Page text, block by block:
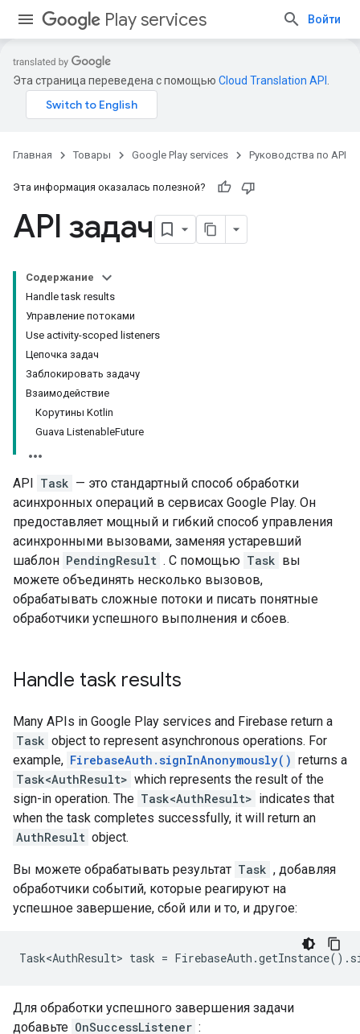
Play services Войти
Эта страница переведена с помощью Cloud Translation API
Главная Товары Google Play services Руководства по API
Эта информация оказалась полезной?
API задач
Содержание
Handle task results
Управление потоками
Use activity-scoped listeners
Цепочка задач
Заблокировать задачу
Взаимодействие
Корутины Kotlin
Guava ListenableFuture
API Task — это стандартный способ обработки
асинхронных операций в сервисах Google Play. Он
предоставляет мощный и гибкий способ управления
асинхронными вызовами, заменяя устаревший
шаблон PendingResult . С помощью Task вы
можете объединять несколько вызовов,
обрабатывать сложные потоки и писать понятные
обработчики успешного выполнения и сбоев.
Handle task results
Many APIs in Google Play services and Firebase return a
Task object to represent asynchronous operations. For
example, FirebaseAuth.signInAnonymously() returns a
Task<AuthResult> which represents the result of the
sign-in operation. The Task<AuthResult> indicates that
when the task completes successfully, it will return an
AuthResult object.
Вы можете обрабатывать результат Task , добавляя
обработчики событий, которые реагируют на
успешное завершение, сбой или и то, и другое:
Task<AuthResult> task =
Для обработки успешного завершения задачи
добавьте OnSuccessListener :